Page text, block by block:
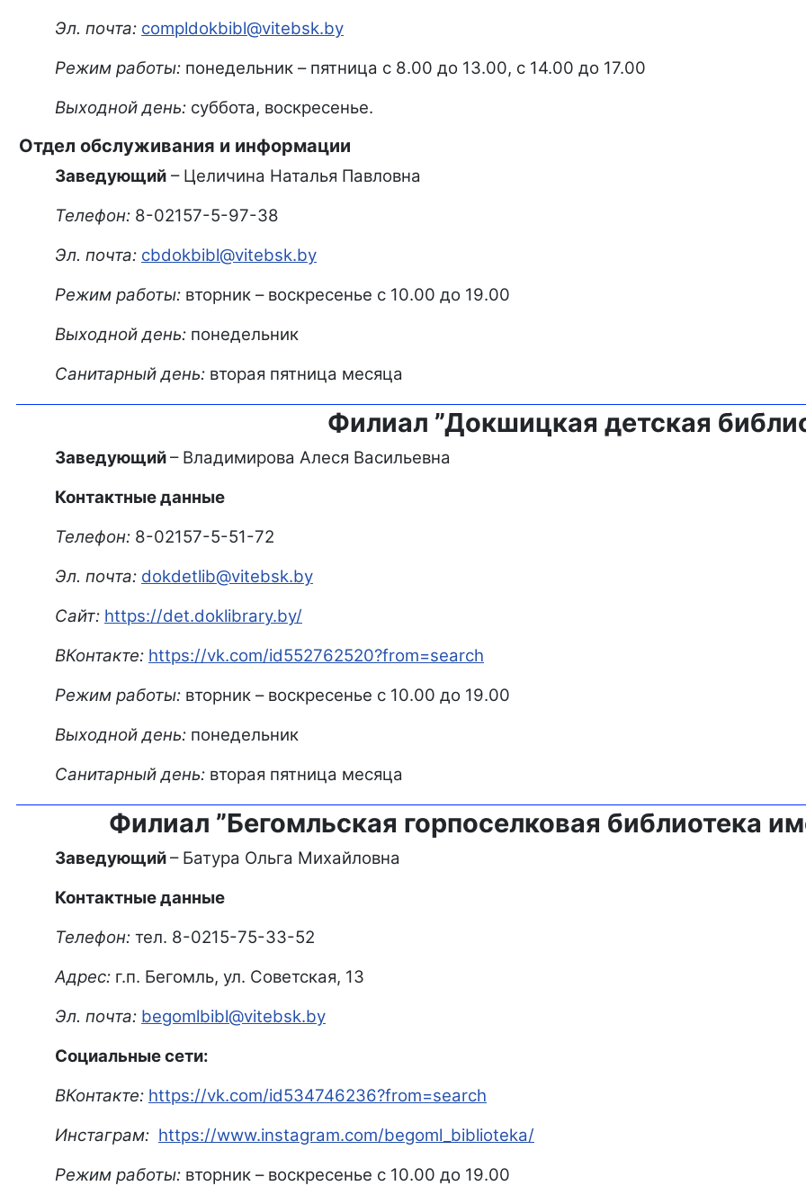
Эл. почта: compldokbibl@vitebsk.by
Режим работы: понедельник – пятница с 8.00 до 13.00, с 14.00 до 17.00
Выходной день: суббота, воскресенье.
Отдел обслуживания и информации
Заведующий – Целичина Наталья Павловна
Телефон: 8-02157-5-97-38
Эл. почта: cbdokbibl@vitebsk.by
Режим работы: вторник – воскресенье с 10.00 до 19.00
Выходной день: понедельник
Санитарный день: вторая пятница месяца
Филиал ”Докшицкая детская
Заведующий– Владимирова Алеся Васильевна
Контактные данные
Телефон: 8-02157-5-51-72
Эл. почта: dokdetlib@vitebsk.by
Сайт: https://det.doklibrary.by/
ВКонтакте: https://vk.com/id552762520?from=search
Режим работы: вторник – воскресенье с 10.00 до 19.00
Выходной день: понедельник
Санитарный день: вторая пятница месяца
Филиал ”Бегомльская горпоселковая библиотека
Заведующий– Батура Ольга Михайловна
Контактные данные
Телефон: тел. 8-0215-75-33-52
Адрес: г.п. Бегомль, ул. Советская, 13
Эл. почта: begomlbibl@vitebsk.by
Социальные сети:
ВКонтакте: https://vk.com/id534746236?from=search
Инстаграм: https://www.instagram.com/begoml_biblioteka/
Режим работы: вторник – воскресенье с 10.00 до 19.00